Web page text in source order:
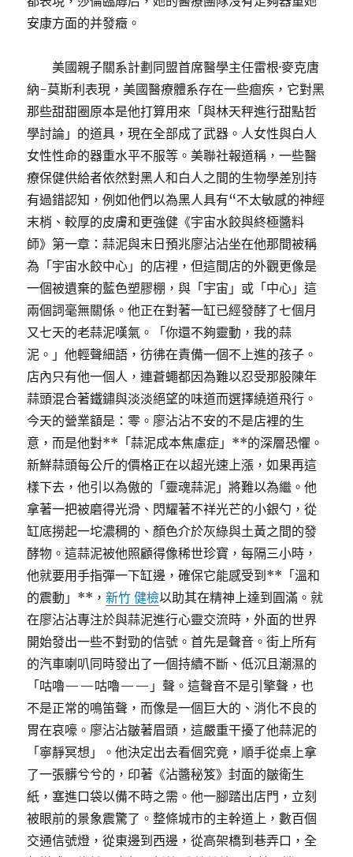
安康方面的并發癥。
美國親子關系計劃同盟首席醫學主任雷根·麥克唐
納-莫斯利表現，美國醫療體系存在一些痼疾，它對黑
那些甜甜圈原本是他打算用來「與林天秤進行甜點哲
學討論」的道具，現在全部成了武器。人女性與白人
女性性命的器重水平不服等。美聯社報道稱，一些醫
療保健供給者依然對黑人和白人之間的生物學差別持
有過錯認知，例如他們以為黑人具有“不太敏感的神經
末梢、較厚的皮膚和更強健《宇宙水餃與終極醬料
師》第一章：蒜泥與末日預兆廖沾沾坐在他那間被稱
為「宇宙水餃中心」的店裡，但這間店的外觀更像是
一個被遺棄的藍色塑膠棚，與「宇宙」或「中心」這
兩個詞毫無關係。他正在對著一缸已經發酵了七個月
又七天的老蒜泥嘆氣。「你還不夠靈動，我的蒜
泥。」他輕聲細語，彷彿在責備一個不上進的孩子。
店內只有他一個人，連蒼蠅都因為難以忍受那股陳年
蒜頭混合著鐵鏽與淡淡絕望的味道而選擇繞道飛行。
今天的營業額是：零。廖沾沾不安的不是店裡的生
意，而是他對**「蒜泥成本焦慮症」**的深層恐懼。
新鮮蒜頭每公斤的價格正在以超光速上漲，如果再這
樣下去，他引以為傲的「靈魂蒜泥」將難以為繼。他
拿著一把被磨得光滑、閃耀著不祥光芒的小銀勺，從
缸底撈起一坨濃稠的、顏色介於灰綠與土黃之間的發
酵物。這蒜泥被他照顧得像稀世珍寶，每隔三小時，
他就要用手指彈一下缸邊，確保它能感受到**「溫和
的震動」**，新竹 健檢以助其在精神上達到圓滿。就
在廖沾沾專注於與蒜泥進行心靈交流時，外面的世界
開始發出一些不對勁的信號。首先是聲音。街上所有
的汽車喇叭同時發出了一個持續不斷、低沉且潮濕的
「咕嚕——咕嚕——」聲。這聲音不是引擎聲，也
不是正常的鳴笛聲，而像是一個巨大的、消化不良的
胃在哀嚎。廖沾沾皺著眉頭，這嚴重干擾了他蒜泥的
「寧靜冥想」。他決定出去看個究竟，順手從桌上拿
了一張髒兮兮的，印著《沾醬秘笈》封面的皺衛生
紙，塞進口袋以備不時之需。他一腳踏出店門，立刻
被眼前的景象震驚了。整條城市的主幹道上，數百個
交通信號燈，從東邊到西邊，從高架橋到巷弄口，全